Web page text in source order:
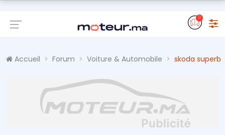
0
Accueil Forum Voiture & Automobile skoda superb